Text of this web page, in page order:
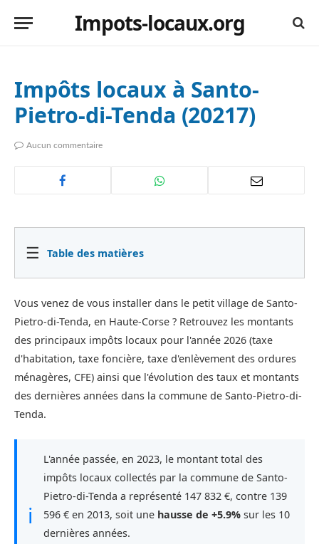
Impots-locaux.org
Impôts locaux à Santo-
Pietro-di-Tenda (20217)
Aucun commentaire
☰ Table des matières
Vous venez de vous installer dans le petit village de Santo-
Pietro-di-Tenda, en Haute-Corse ? Retrouvez les montants
des principaux impôts locaux pour l'année 2026 (taxe
d'habitation, taxe foncière, taxe d'enlèvement des ordures
ménagères, CFE) ainsi que l'évolution des taux et montants
des dernières années dans la commune de Santo-Pietro-di-
Tenda.
ℹ
L'année passée, en 2023, le montant total des
impôts locaux collectés par la commune de Santo-
Pietro-di-Tenda a représenté 147 832 €, contre 139
596 € en 2013, soit une hausse de +5.9% sur les 10
dernières années.